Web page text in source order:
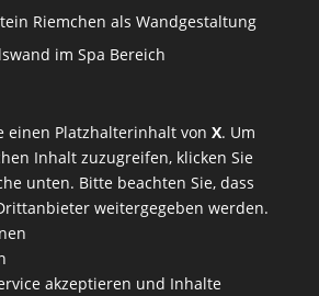
Riemchen als Wandgestaltung
im Spa Bereich
einen Platzhalterinhalt von X. Um
Inhalt zuzugreifen, klicken Sie
unten. Bitte beachten Sie, dass
weitergegeben werden.
akzeptieren und Inhalte